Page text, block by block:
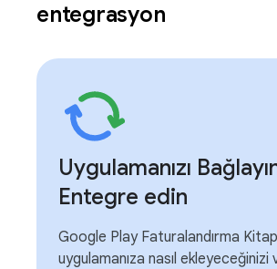
entegrasyon
Uygulamanızı
Entegre edin
Google Play Faturalandırma
uygulamanıza nasıl ekleyeceğinizi